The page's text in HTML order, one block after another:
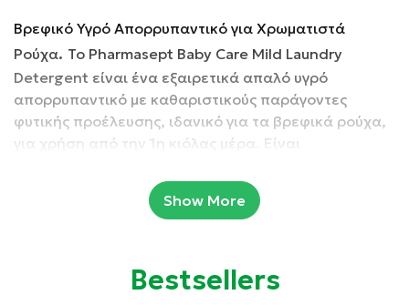
Βρεφικό Υγρό Απορρυπαντικό για Χρωματιστά
Ρούχα. Το Pharmasept Baby Care Mild Laundry
Detergent είναι ένα εξαιρετικά απαλό υγρό
απορρυπαντικό με καθαριστικούς παράγοντες
φυτικής προέλευσης, ιδανικό για τα βρεφικά ρούχα,
για χρήση από την 1η κιόλας μέρα. Είναι
και ειδικό μαλακτικό παράγοντα.
Δερματολογικά ελεγμένο.
Show More
Bestsellers